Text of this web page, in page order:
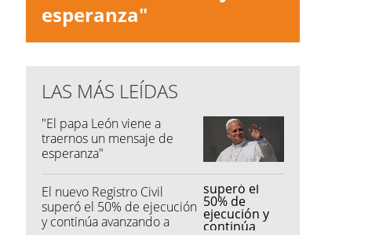
esperanza"
LAS MÁS LEÍDAS
"El papa León viene a
traernos un mensaje de
esperanza"
El nuevo Registro Civil
superó el 50% de ejecución
y continúa avanzando a